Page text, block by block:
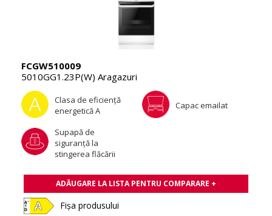
FCGW510009
5010GG1.23P(W) Aragazuri
Clasa de eficienţă
energetică A
Capac emailat
Supapă de
siguranţă la
stingerea flăcării
ADĂUGARE LA LISTA PENTRU COMPARARE +
Fișa produsului